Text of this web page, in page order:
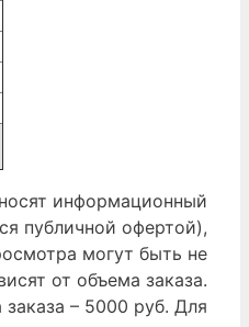
информационный
публичной офертой),
могут быть не
от объема заказа.
– 5000 руб. Для